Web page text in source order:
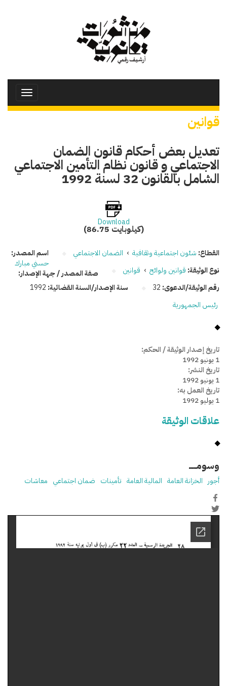
Toggle
قوانين
تعديل بعض أحكام قانون الضمان
الاجتماعي و قانون نظام التأمين الاجتماعي
الشامل بالقانون 32 لسنة 1992
Download
(86.75 كيلوبايت)
القطاع: شئون اجتماعية وثقافية › الضمان الاجتماعي
نوع الوثيقة: قوانين ولوائح › قوانين
رقم الوثيقة/الدعوى: 32 سنة الإصدار/السنة القضائية: 1992
اسم المصدر:
حسني مبارك
صفة المصدر / جهة الإصدار:
رئيس الجمهورية
تاريخ إصدار الوثيقة / الحكم:
1 يونيو 1992
تاريخ النشر:
1 يونيو 1992
تاريخ العمل به:
1 يوليو 1992
علاقات الوثيقة
وسومـــــ
أجور الخزانة العامة المالية العامة تأمينات ضمان اجتماعي معاشات